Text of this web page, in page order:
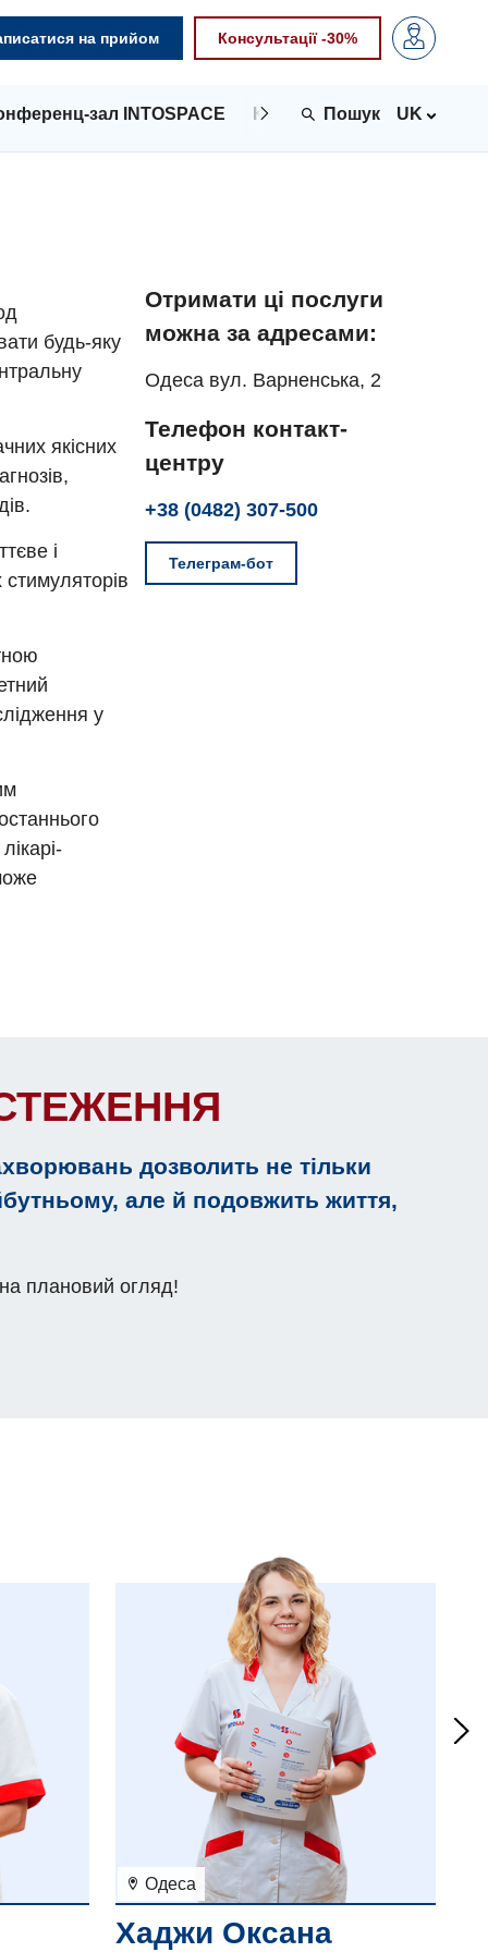
на прийом Консультації -30%
зал INTOSPACE Контакти UK
Отримати ці послуги
можна за адресами:
Одеса вул. Варненська, 2
Телефон контакт-
центру
+38 (0482) 307-500
Телеграм-бот
будь-яку
якісних
і
стимуляторів
у
дозволить не тільки
але й подовжить життя,
на плановий огляд!
Одеса
Хаджи Оксана